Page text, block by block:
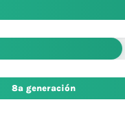
8ª generación